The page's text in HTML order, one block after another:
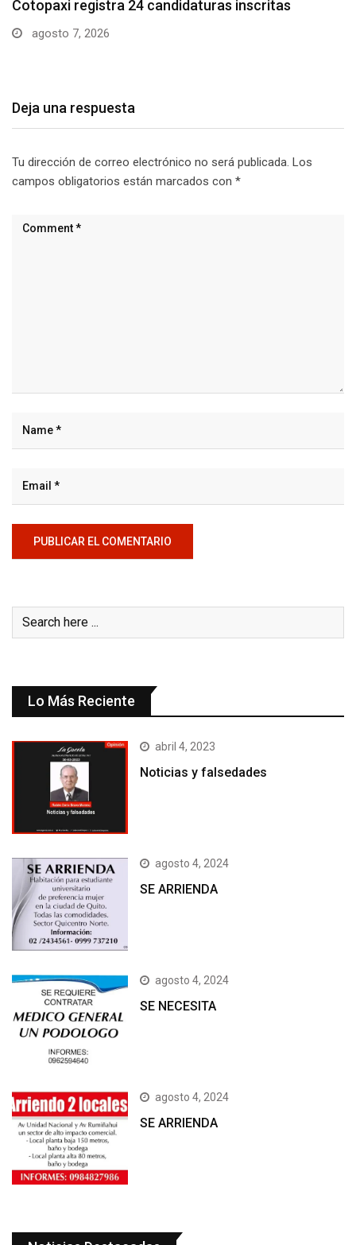
Parque Nacional Cotopaxi espera alta afluencia de
visitantes…
Deja una respuesta
Tu dirección de correo electrónico no será publicada. Los
campos obligatorios están marcados con *
Lo Más Reciente
abril 4, 2023
Noticias y falsedades
agosto 4, 2024
SE ARRIENDA
agosto 4, 2024
SE NECESITA
agosto 4, 2024
SE ARRIENDA